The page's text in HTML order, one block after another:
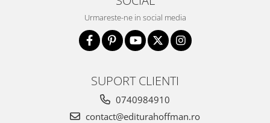
Urmareste-ne in social media
SUPORT CLIENTI
0740984910
contact@editurahoffman.ro